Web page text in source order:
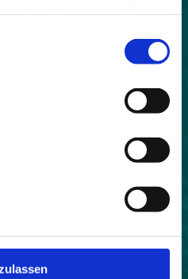
nachhaltige Strategien
Bayern 2050 Prof. Dr.
für Tourismus
& Interreg-Projekt
Gasteiger,